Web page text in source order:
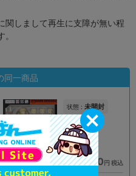
関しまして再生に支障が無い程
同一商品
状態 : 未開封
オンライン
在庫あり 11,900円 税込